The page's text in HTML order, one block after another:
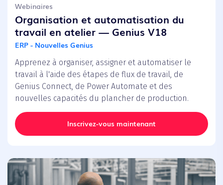
Webinaires
Organisation et automatisation du
travail en atelier — Genius V18
ERP - Nouvelles Genius
Apprenez à organiser, assigner et automatiser le
travail à l'aide des étapes de flux de travail, de
Genius Connect, de Power Automate et des
nouvelles capacités du plancher de production.
Inscrivez-vous maintenant